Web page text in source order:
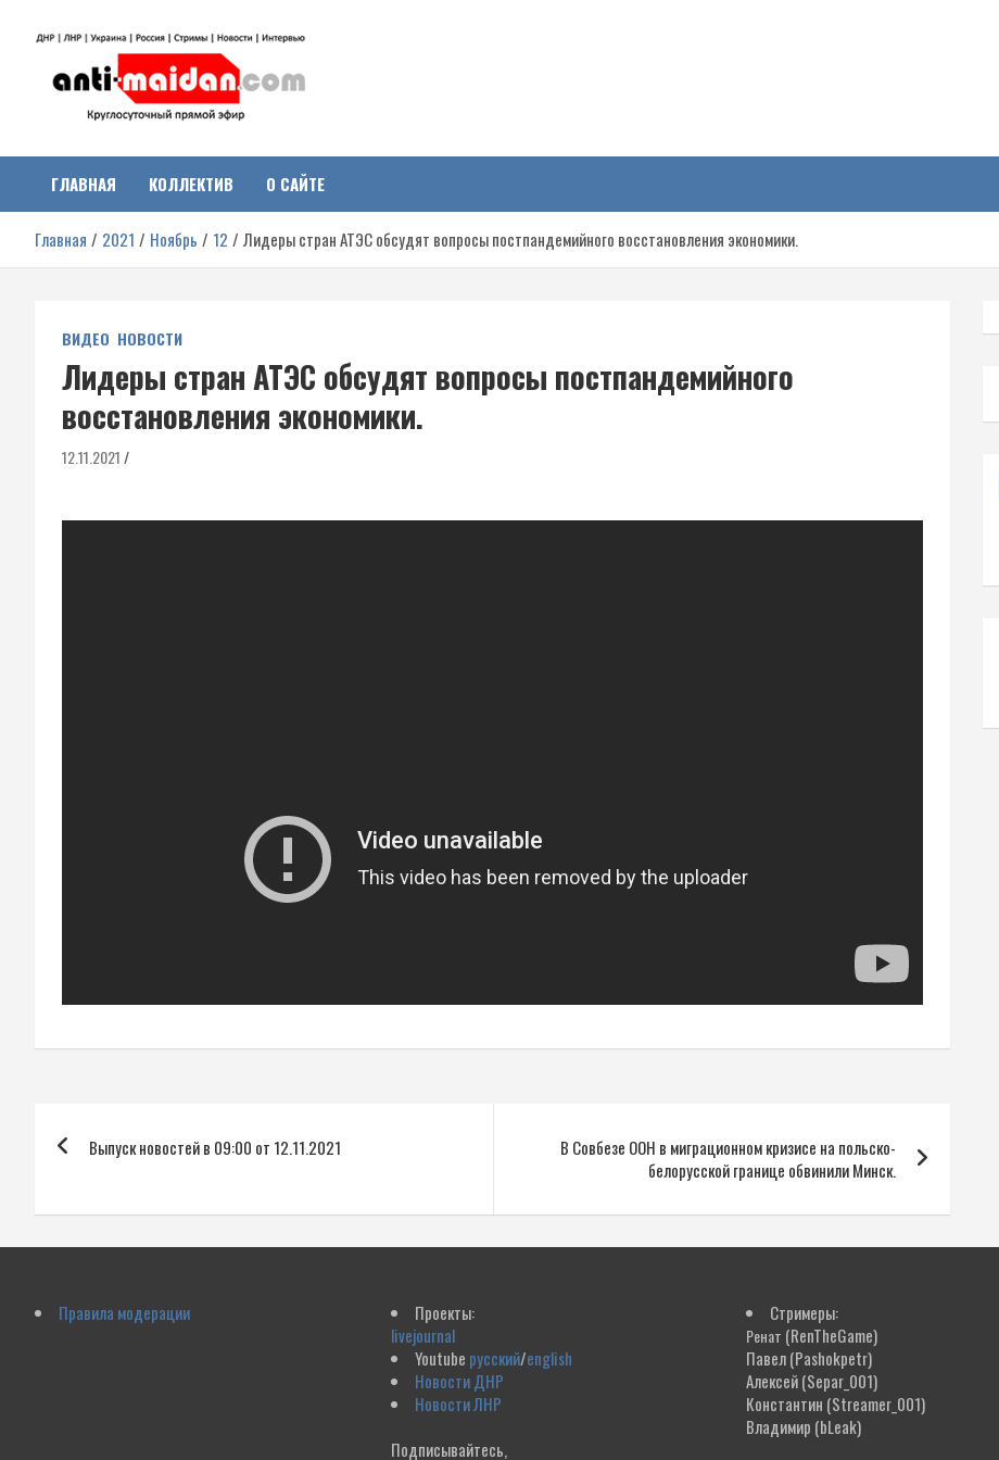
Антимайдан:
Гражданская война на
Украине
о гражданской войне на Украине, включая события в Новороссии,
ДНР, ЛНР и других регионах.
ГЛАВНАЯ КОЛЛЕКТИВ О САЙТЕ
Главная 2021 Ноябрь 12 Лидеры стран АТЭС обсудят вопросы постпандемийного восстановления экономики.
ВИДЕО НОВОСТИ
Лидеры стран АТЭС обсудят вопросы постпандемийного
восстановления экономики.
12.11.2021
Навигация
по
записям
Выпуск новостей в 09:00 от 12.11.2021
В Совбезе ООН в миграционном кризисе на польско-
белорусской границе обвинили Минск.
Правила модерации
Проекты:
livejournal
Youtube русский/english
Новости ДНР
Новости ЛНР
Подписывайтесь,
Стримеры:
Ренат (RenTheGame)
Павел(Pashokpetr)
Алексей(Separ_001)
Константин (Streamer_001)
Владимир (bLeak)